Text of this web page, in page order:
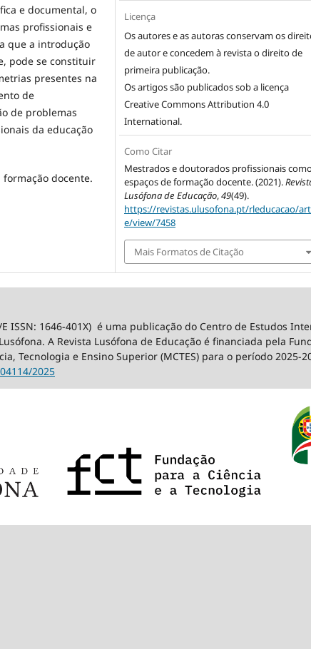
e documental, o
profissionais e
que a introdução
pode se constituir
presentes na
de
de problemas
da educação
docente.
Licença
Os autores e as autoras conservam os
de autor e concedem à revista o direito de
primeira publicação.
Os artigos são publicados sob a licença
Creative Commons Attribution 4.0
International.
Como Citar
Mestrados e doutorados profissionais
espaços de formação docente. (2021).
Lusófona de Educação,49(49).
https://revistas.ulusofona.pt/rleducacao/
e/view/7458
Mais Formatos de Citação
ISSN: 1646-401X) é uma publicação do Centro de Estudos
A Revista Lusófona de Educação é financiada pela
Tecnologia e Ensino Superior (MCTES) para o período 2025-
2025